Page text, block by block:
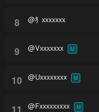
8 @犭xxxxxxx
9 @Vxxxxxxx M
10 @Uxxxxxxxx M
11 @Fxxxxxxxxx M